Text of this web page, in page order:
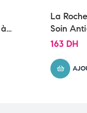
La
Soin
Sébum
163 DH